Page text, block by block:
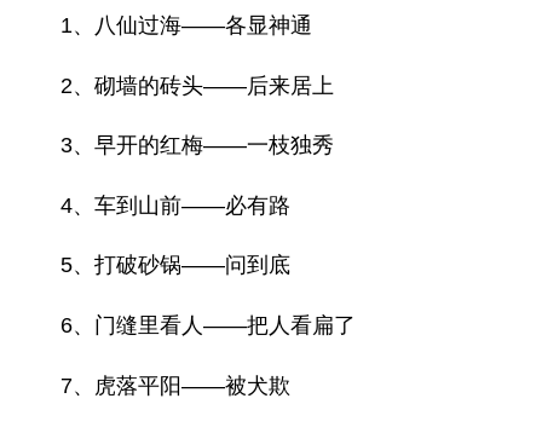
1、八仙过海——各显神通
2、砌墙的砖头——后来居上
3、早开的红梅——一枝独秀
4、车到山前——必有路
5、打破砂锅——问到底
6、门缝里看人——把人看扁了
7、虎落平阳——被犬欺